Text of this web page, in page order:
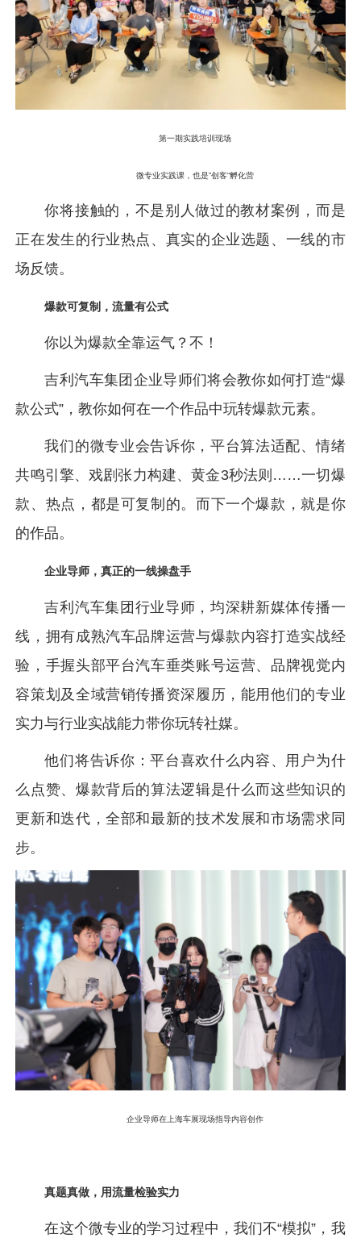
第一期实践培训现场
微专业实践课，也是”创客“孵化营
你将接触的，不是别人做过的教材案例，而是
正在发生的行业热点、真实的企业选题、一线的市
场反馈。
爆款可复制，流量有公式
你以为爆款全靠运气？不！
吉利汽车集团企业导师们将会教你如何打造“爆
款公式”，教你如何在一个作品中玩转爆款元素。
我们的微专业会告诉你，平台算法适配、情绪
共鸣引擎、戏剧张力构建、黄金3秒法则……一切爆
款、热点，都是可复制的。而下一个爆款，就是你
的作品。
企业导师，真正的一线操盘手
吉利汽车集团行业导师，均深耕新媒体传播一
线，拥有成熟汽车品牌运营与爆款内容打造实战经
验，手握头部平台汽车垂类账号运营、品牌视觉内
容策划及全域营销传播资深履历，能用他们的专业
实力与行业实战能力带你玩转社媒。
他们将告诉你：平台喜欢什么内容、用户为什
么点赞、爆款背后的算法逻辑是什么而这些知识的
更新和迭代，全部和最新的技术发展和市场需求同
步。
企业导师在上海车展现场指导内容创作
真题真做，用流量检验实力
在这个微专业的学习过程中，我们不“模拟”，我